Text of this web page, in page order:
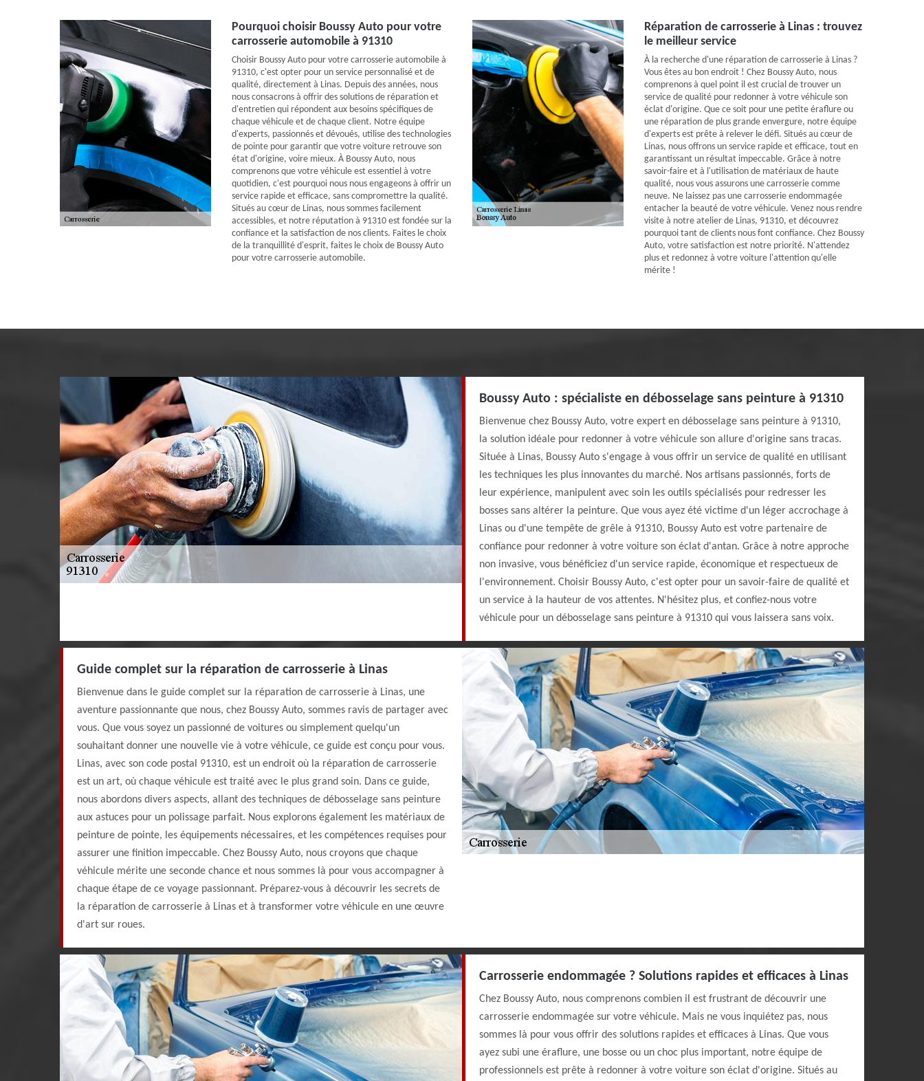
Pourquoi choisir Boussy Auto pour votre
carrosserie automobile à 91310
Choisir Boussy Auto pour votre carrosserie automobile à
91310, c'est opter pour un service personnalisé et de
qualité, directement à Linas. Depuis des années, nous
nous consacrons à offrir des solutions de réparation et
d'entretien qui répondent aux besoins spécifiques de
chaque véhicule et de chaque client. Notre équipe
d'experts, passionnés et dévoués, utilise des technologies
de pointe pour garantir que votre voiture retrouve son
état d'origine, voire mieux. À Boussy Auto, nous
comprenons que votre véhicule est essentiel à votre
quotidien, c'est pourquoi nous nous engageons à offrir un
service rapide et efficace, sans compromettre la qualité.
Situés au cœur de Linas, nous sommes facilement
accessibles, et notre réputation à 91310 est fondée sur la
confiance et la satisfaction de nos clients. Faites le choix
de la tranquillité d'esprit, faites le choix de Boussy Auto
pour votre carrosserie automobile.
Réparation de carrosserie à Linas : trouvez
le meilleur service
À la recherche d'une réparation de carrosserie à Linas ?
Vous êtes au bon endroit ! Chez Boussy Auto, nous
comprenons à quel point il est crucial de trouver un
service de qualité pour redonner à votre véhicule son
éclat d'origine. Que ce soit pour une petite éraflure ou
une réparation de plus grande envergure, notre équipe
d'experts est prête à relever le défi. Situés au cœur de
Linas, nous offrons un service rapide et efficace, tout en
garantissant un résultat impeccable. Grâce à notre
savoir-faire et à l'utilisation de matériaux de haute
qualité, nous vous assurons une carrosserie comme
neuve. Ne laissez pas une carrosserie endommagée
entacher la beauté de votre véhicule. Venez nous rendre
visite à notre atelier de Linas, 91310, et découvrez
pourquoi tant de clients nous font confiance. Chez Boussy
Auto, votre satisfaction est notre priorité. N'attendez
plus et redonnez à votre voiture l'attention qu'elle
mérite !
Boussy Auto : spécialiste en débosselage sans peinture à 91310
Bienvenue chez Boussy Auto, votre expert en débosselage sans peinture à 91310,
la solution idéale pour redonner à votre véhicule son allure d'origine sans tracas.
Située à Linas, Boussy Auto s'engage à vous offrir un service de qualité en utilisant
les techniques les plus innovantes du marché. Nos artisans passionnés, forts de
leur expérience, manipulent avec soin les outils spécialisés pour redresser les
bosses sans altérer la peinture. Que vous ayez été victime d'un léger accrochage à
Linas ou d'une tempête de grêle à 91310, Boussy Auto est votre partenaire de
confiance pour redonner à votre voiture son éclat d'antan. Grâce à notre approche
non invasive, vous bénéficiez d'un service rapide, économique et respectueux de
l'environnement. Choisir Boussy Auto, c'est opter pour un savoir-faire de qualité et
un service à la hauteur de vos attentes. N'hésitez plus, et confiez-nous votre
véhicule pour un débosselage sans peinture à 91310 qui vous laissera sans voix.
Guide complet sur la réparation de carrosserie à Linas
Bienvenue dans le guide complet sur la réparation de carrosserie à Linas, une
aventure passionnante que nous, chez Boussy Auto, sommes ravis de partager avec
vous. Que vous soyez un passionné de voitures ou simplement quelqu'un
souhaitant donner une nouvelle vie à votre véhicule, ce guide est conçu pour vous.
Linas, avec son code postal 91310, est un endroit où la réparation de carrosserie
est un art, où chaque véhicule est traité avec le plus grand soin. Dans ce guide,
nous abordons divers aspects, allant des techniques de débosselage sans peinture
aux astuces pour un polissage parfait. Nous explorons également les matériaux de
peinture de pointe, les équipements nécessaires, et les compétences requises pour
assurer une finition impeccable. Chez Boussy Auto, nous croyons que chaque
véhicule mérite une seconde chance et nous sommes là pour vous accompagner à
chaque étape de ce voyage passionnant. Préparez-vous à découvrir les secrets de
la réparation de carrosserie à Linas et à transformer votre véhicule en une œuvre
d'art sur roues.
Carrosserie endommagée ? Solutions rapides et efficaces à Linas
Chez Boussy Auto, nous comprenons combien il est frustrant de découvrir une
carrosserie endommagée sur votre véhicule. Mais ne vous inquiétez pas, nous
sommes là pour vous offrir des solutions rapides et efficaces à Linas. Que vous
ayez subi une éraflure, une bosse ou un choc plus important, notre équipe de
professionnels est prête à redonner à votre voiture son éclat d'origine. Situés au